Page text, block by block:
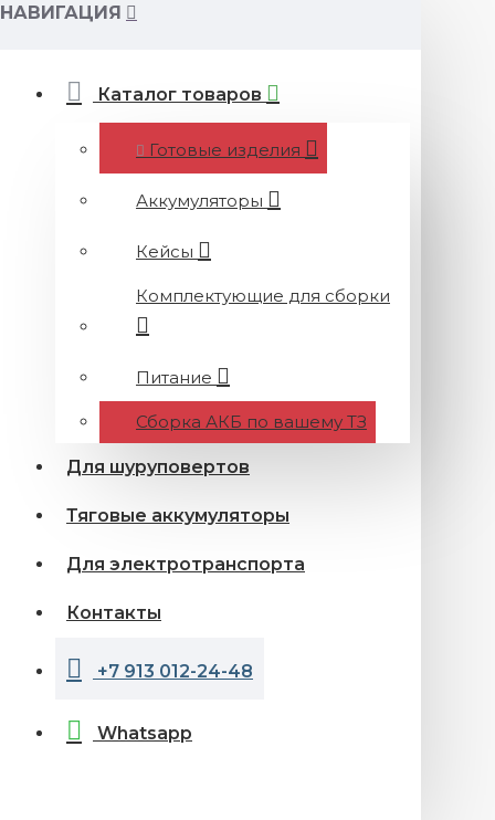
НАВИГАЦИЯ
Каталог товаров
Готовые изделия
Аккумуляторы
Кейсы
Комплектующие для сборки
Питание
Сборка АКБ по вашему ТЗ
Для шуруповертов
Тяговые аккумуляторы
Для электротранспорта
Контакты
+7 913 012-24-48
Whatsapp